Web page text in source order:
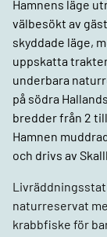
Hamnens läge
välbesökt av
skyddade läge,
uppskatta
underbara
på södra
bredder från 2
Hamnen
och drivs av
naturreservat
krabbfiske för